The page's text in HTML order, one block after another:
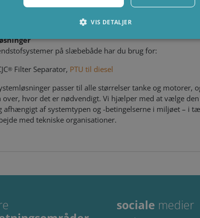
blokerer dieselfiltre.
på slæbebåde har du brug for:
® Filter Separator, PTU til diesel
passer til alle størrelser tanke og motorer,
over, hvor det er nødvendigt. Vi hjælper med at vælge
afhængigt af systemtypen og -betingelserne i miljøet – i
med tekniske organisationer.
sociale medier
VIS DETALJER
muliggør hjemmesidens grundlæggende funktionalitet såsom brugerlogin og
de absolut nødvendige cookies.
/
Udløbsdato Beskrivelse
6 måneder Used to store guest consent to the use of
Local storage